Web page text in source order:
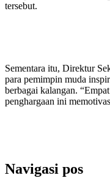
tersebut.
Sementara itu, Direktur
para pemimpin muda
berbagai kalangan.
penghargaan ini
Navigasi pos